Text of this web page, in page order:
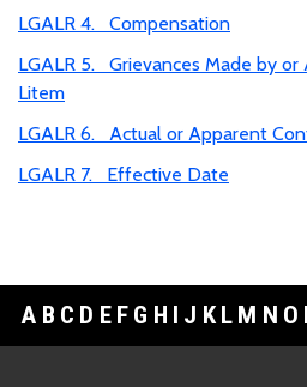
LGALR 4. Compensation
LGALR 5. Grievances Made by or
Litem
LGALR 6. Actual or Apparent
LGALR 7. Effective Date
A B C D E F G H I J K L M N O